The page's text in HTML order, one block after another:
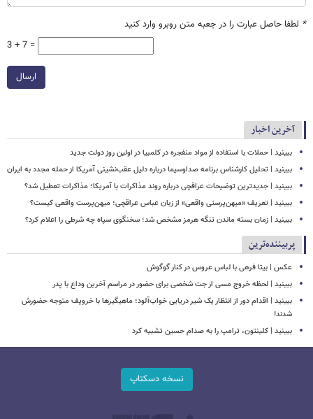
* لطفا حاصل عبارت را در جعبه متن روبرو وارد کنید
3 + 7 =
ارسال
آخرین اخبار
ببینید | حملات با استفاده از مواد منفجره در کلمبیا در اولین روز دولت جدید
ببینید | تحلیل کارشناس برنامه صداوسیما درباره دلیل عقب‌نشینی آمریکا از حمله مجدد به ایران
ببینید | جدیدترین توضیحات عراقچی درباره روند مذاکرات با آمریکا؛ مذاکرات تعطیل شد؟
ببینید | تعریف «میهن‌پرستی واقعی» از زبان عباس عراقچی؛ میهن‌پرست واقعی کیست؟
ببینید | زمان بسته ماندن تنگه هرمز مشخص شد؛ سخنگوی سپاه چه شرطی را اعلام کرد؟
پربیننده‌ترین
عکس | بیتا فرهی با لباس عروس در کنار گوگوش
ببینید | لحظه خروج مسی از جت شخصی برای حضور در مراسم آخرین وداع با پدر
ببینید | اقدام دور از انتظار یک شیر دریایی خواب‌آلود؛ ماهیگیرها با خروپف متوجه حضورش
شدند!
ببینید | کلینتون، ترامپ را به صدام حسین تشبیه کرد
نسخه دسکتاپ